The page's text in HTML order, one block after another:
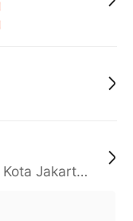
Daerah Khusus Ibukota Jakarta, Kota Jakarta Barat, Cengkareng, yy